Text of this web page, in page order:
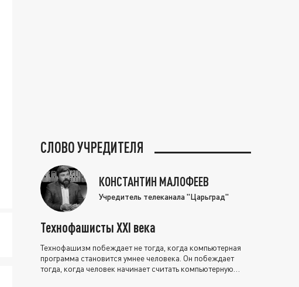
СЛОВО УЧРЕДИТЕЛЯ
КОНСТАНТИН МАЛОФЕЕВ
Учредитель телеканала "Царьград"
Технофашисты XXI века
Технофашизм побеждает не тогда, когда компьютерная
программа становится умнее человека. Он побеждает
тогда, когда человек начинает считать компьютерную